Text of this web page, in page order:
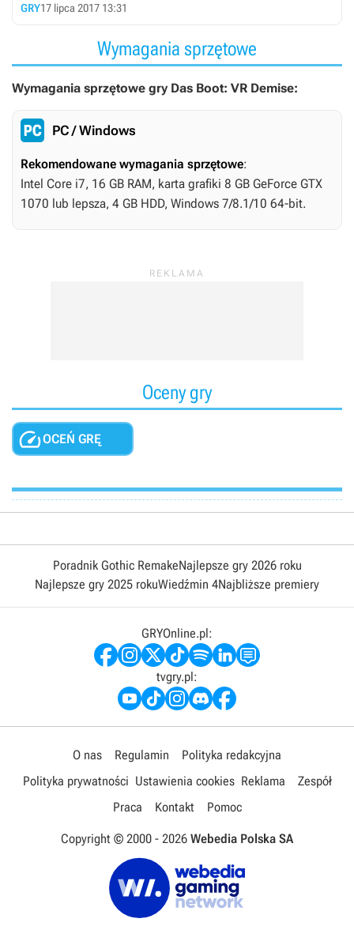
GRY17 lipca 2017 13:31
Wymagania sprzętowe
Wymagania sprzętowe gry Das Boot: VR Demise:
PC / Windows
Rekomendowane wymagania sprzętowe:
Intel Core i7, 16 GB RAM, karta grafiki 8 GB GeForce GTX
1070 lub lepsza, 4 GB HDD, Windows 7/8.1/10 64-bit.
Oceny gry
OCEŃ GRĘ
Poradnik Gothic RemakeNajlepsze gry 2026 roku
Najlepsze gry 2025 rokuWiedźmin 4Najbliższe premiery
GRYOnline.pl:
tvgry.pl:
O nas Regulamin
Polityka redakcyjna
Polityka prywatności Ustawienia cookies Reklama
Zespół
Praca
Kontakt Pomoc
Copyright © 2000 - 2026 Webedia Polska SA